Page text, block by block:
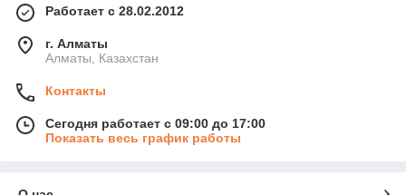
Работает с 28.02.2012
г. Алматы
Алматы, Казахстан
Контакты
Сегодня работает с 09:00 до 17:00
Показать весь график работы